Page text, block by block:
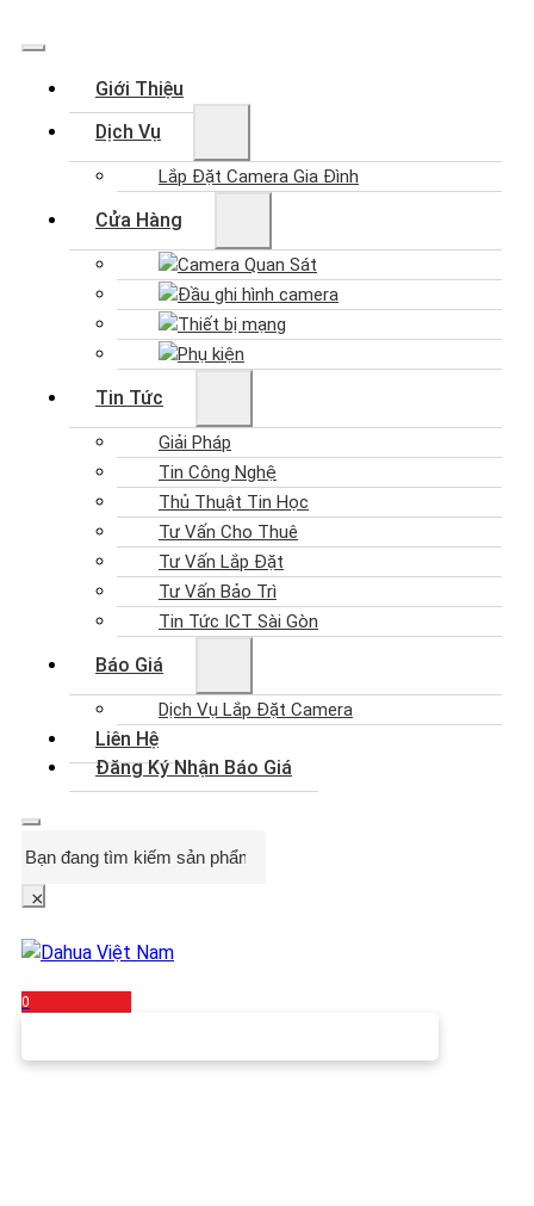
Giới Thiệu
Dịch Vụ
Lắp Đặt Camera Gia Đình
Cửa Hàng
Camera Quan Sát
Đầu ghi hình camera
Thiết bị mạng
Phụ kiện
Tin Tức
Giải Pháp
Tin Công Nghệ
Thủ Thuật Tin Học
Tư Vấn Cho Thuê
Tư Vấn Lắp Đặt
Tư Vấn Bảo Trì
Tin Tức ICT Sài Gòn
Báo Giá
Dịch Vụ Lắp Đặt Camera
Liên Hệ
Đăng Ký Nhận Báo Giá
×
0